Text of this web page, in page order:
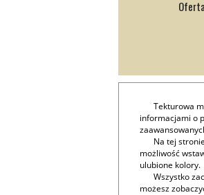
Tekturowa
informacjami o
Na tej
możliwość
ulubione kolory.
Wszystko
możesz